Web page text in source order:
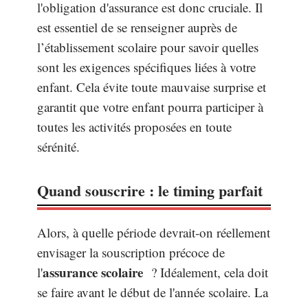
l'obligation d'assurance est donc cruciale. Il
est essentiel de se renseigner auprès de
l’établissement scolaire pour savoir quelles
sont les exigences spécifiques liées à votre
enfant. Cela évite toute mauvaise surprise et
garantit que votre enfant pourra participer à
toutes les activités proposées en toute
sérénité.
Quand souscrire : le timing parfait
Alors, à quelle période devrait-on réellement
envisager la souscription précoce de
l'assurance scolaire ? Idéalement, cela doit
se faire avant le début de l'année scolaire. La